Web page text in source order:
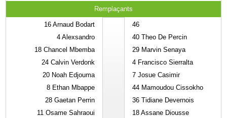
Remplaçants
16 Arnaud Bodart
4 Alexsandro
18 Chancel Mbemba
24 Calvin Verdonk
20 Noah Edjouma
8 Ethan Mbappe
28 Gaetan Perrin
11 Osame Sahraoui
46
40 Theo De Percin
29 Marvin Senaya
4 Francisco Sierralta
7 Josue Casimir
44 Mamoudou Cissokho
36 Tidiane Devernois
18 Assane Diousse